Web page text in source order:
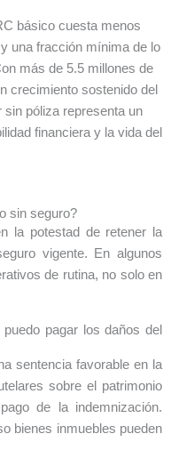
básico cuesta menos
una fracción mínima de lo
más de 5.5 millones de
crecimiento sostenido del
sin póliza representa un
financiera y la vida del
sin seguro?
la potestad de retener la
vigente. En algunos
de rutina, no solo en
pagar los daños del
sentencia favorable en la
sobre el patrimonio
de la indemnización.
bienes inmuebles pueden